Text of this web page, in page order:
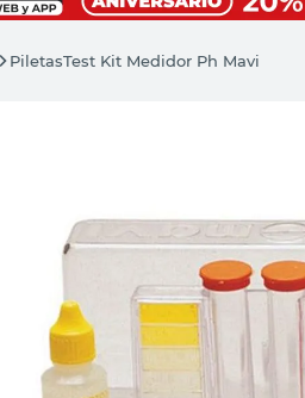
PiletasTest Kit Medidor Ph Mavi